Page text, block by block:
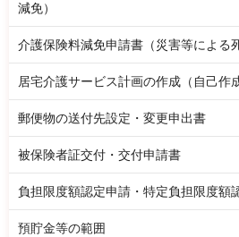
減免）
介護保険料減免申請書（災害等による
居宅介護サービス計画の作成（自己作
郵便物の送付先設定・変更申出書
被保険者証交付・交付申請書
負担限度額認定申請・特定負担限度額
預貯金等の範囲